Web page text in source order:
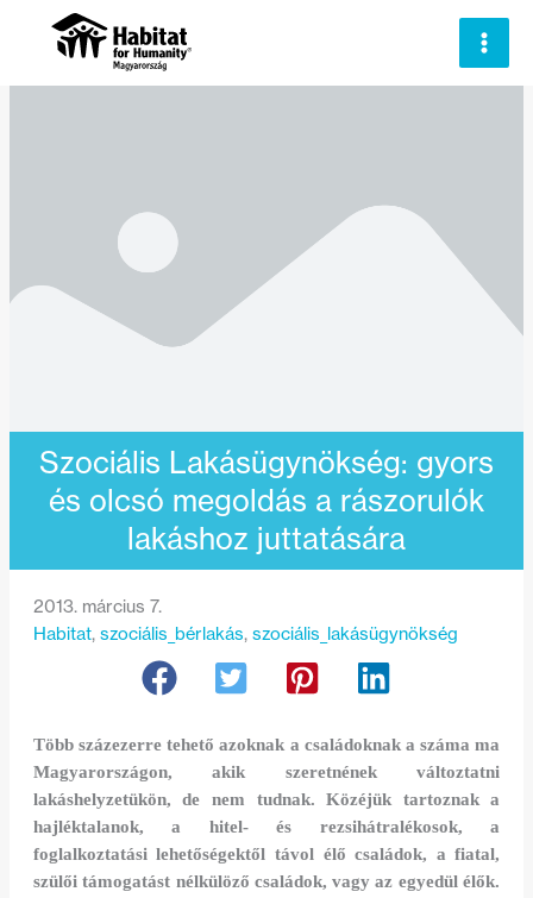
Szociális Lakásügynökség: gyors
és olcsó megoldás a rászorulók
lakáshoz juttatására
2013. március 7.
Habitat, szociális_bérlakás, szociális_lakásügynökség
Több százezerre tehető azoknak a családoknak a száma ma
Magyarországon, akik szeretnének változtatni
lakáshelyzetükön, de nem tudnak. Közéjük tartoznak a
hajléktalanok, a hitel- és rezsihátralékosok, a
foglalkoztatási lehetőségektől távol élő családok, a fiatal,
szülői támogatást nélkülöző családok, vagy az egyedül élők.